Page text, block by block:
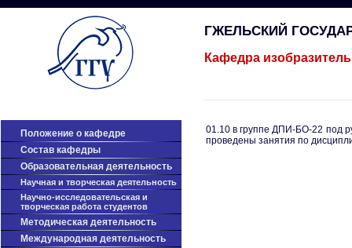
ГЖЕЛЬСКИЙ
Кафедра
Положение о кафедре
Cостав кафедры
Образовательная деятельность
Научная и творческая деятельность
Научно-исследовательская и
творческая работа студентов
Методическая деятельность
Международная деятельность
01.10 в группе ДПИ-БО-22 под
проведены занятия по